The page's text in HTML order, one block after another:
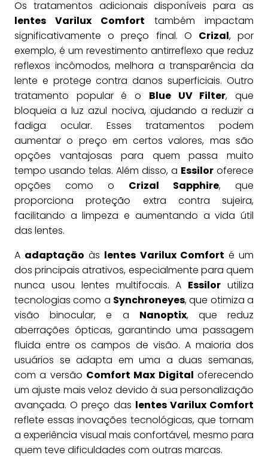
Os tratamentos adicionais disponíveis para as
lentes Varilux Comfort também impactam
significativamente o preço final. O Crizal, por
exemplo, é um revestimento antirreflexo que reduz
reflexos incômodos, melhora a transparência da
lente e protege contra danos superficiais. Outro
tratamento popular é o Blue UV Filter, que
bloqueia a luz azul nociva, ajudando a reduzir a
fadiga ocular. Esses tratamentos podem
aumentar o preço em certos valores, mas são
opções vantajosas para quem passa muito
tempo usando telas. Além disso, a Essilor oferece
opções como o Crizal Sapphire, que
proporciona proteção extra contra sujeira,
facilitando a limpeza e aumentando a vida útil
das lentes.
A adaptação às lentes Varilux Comfort é um
dos principais atrativos, especialmente para quem
nunca usou lentes multifocais. A Essilor utiliza
tecnologias como a Synchroneyes, que otimiza a
visão binocular, e a Nanoptix, que reduz
aberrações ópticas, garantindo uma passagem
fluida entre os campos de visão. A maioria dos
usuários se adapta em uma a duas semanas,
com a versão Comfort Max Digital oferecendo
um ajuste mais veloz devido à sua personalização
avançada. O preço das lentes Varilux Comfort
reflete essas inovações tecnológicas, que tornam
a experiência visual mais confortável, mesmo para
quem teve dificuldades com outras marcas.